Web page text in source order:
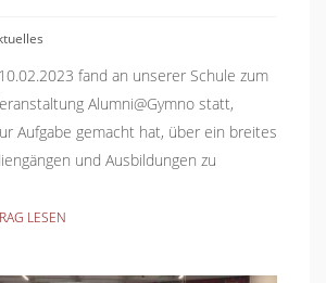
fand an unserer Schule zum
Alumni@Gymno statt,
Aufgabe gemacht hat, über ein breites
und Ausbildungen zu
LESEN